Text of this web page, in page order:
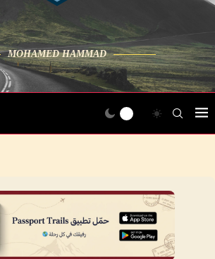
MOHAMED HAMMAD